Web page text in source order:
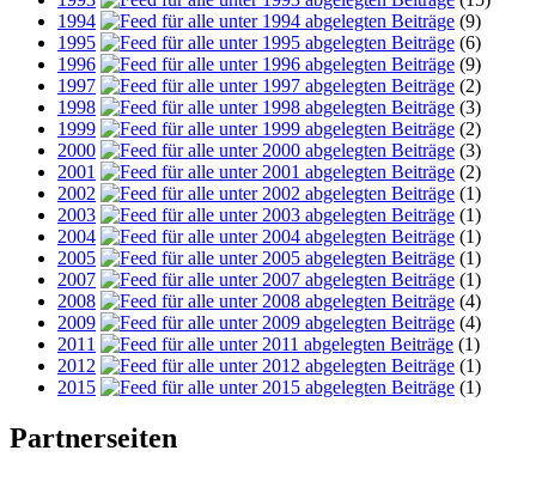
1994
(9)
1995
(6)
1996
(9)
1997
(2)
1998
(3)
1999
(2)
2000
(3)
2001
(2)
2002
(1)
2003
(1)
2004
(1)
2005
(1)
2007
(1)
2008
(4)
2009
(4)
2011
(1)
2012
(1)
2015
(1)
Partnerseiten